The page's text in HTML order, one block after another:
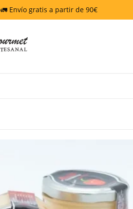
🚛 Envío gratis a partir de 90€